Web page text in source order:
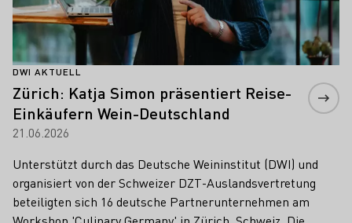
DWI AKTUELL
Zürich: Katja Simon präsentiert Reise-
Einkäufern Wein-Deutschland
21.06.2026
Unterstützt durch das Deutsche Weininstitut (DWI) und
organisiert von der Schweizer DZT-Auslandsvertretung
beteiligten sich 16 deutsche Partnerunternehmen am